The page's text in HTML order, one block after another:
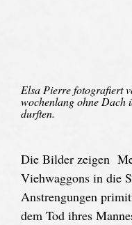
Elsa Pierre fotografiert
wochenlang ohne Dach
durften.
Die Bilder zeigen
Viehwaggons in die
Anstrengungen
dem Tod ihres